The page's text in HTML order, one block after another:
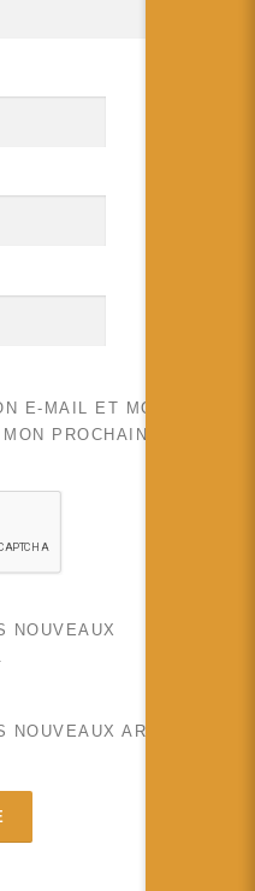
E-MAIL ET MON SITE
PROCHAIN
NOUVEAUX
ARTICLES